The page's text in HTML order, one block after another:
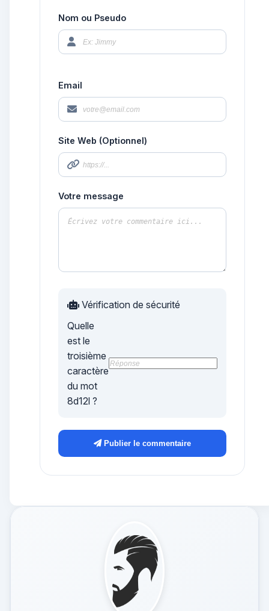
Nom ou Pseudo
Email
Site Web (Optionnel)
Votre message
Vérification de sécurité
Quelle
est le
troisième
caractère
du mot
8d12l ?
Publier le commentaire